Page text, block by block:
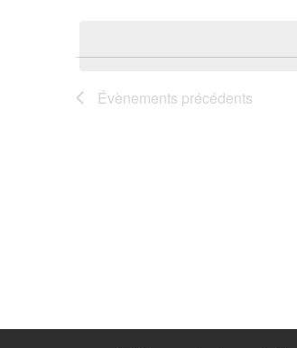
date.
Évènements précédents